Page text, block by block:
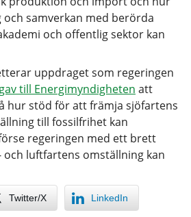
samverkan med berörda
och offentlig sektor kan
uppdraget som regeringen
gav till Energimyndigheten att
hur stöd för att främja sjöfartens
till fossilfrihet kan
regeringen med ett brett
luftfartens omställning kan
Twitter/X LinkedIn